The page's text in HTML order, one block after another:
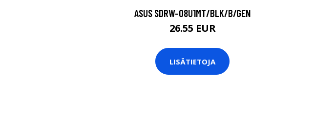
ASUS SDRW-08U1MT/BLK/B/GEN
26.55 EUR
LISÄTIETOJA